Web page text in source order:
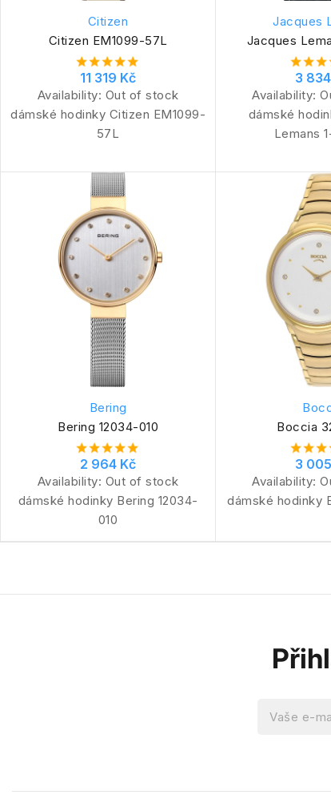
Citizen
Citizen EM1099-57L
11 319 Kč
Availability: Out of stock
dámské hodinky Citizen EM1099-
57L
Jacques
Jacques
3
Availability:
dámské
Lemans
Bering
Bering 12034-010
2 964 Kč
Availability: Out of stock
dámské hodinky Bering 12034-
010
Boccia
3
Availability:
dámské hodinky